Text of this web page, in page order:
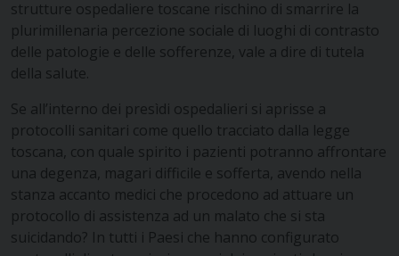
strutture ospedaliere toscane rischino di smarrire la
plurimillenaria percezione sociale di luoghi di contrasto
delle patologie e delle sofferenze, vale a dire di tutela
della salute.
Se all’interno dei presìdi ospedalieri si aprisse a
protocolli sanitari come quello tracciato dalla legge
toscana, con quale spirito i pazienti potranno affrontare
una degenza, magari difficile e sofferta, avendo nella
stanza accanto medici che procedono ad attuare un
protocollo di assistenza ad un malato che si sta
suicidando? In tutti i Paesi che hanno configurato